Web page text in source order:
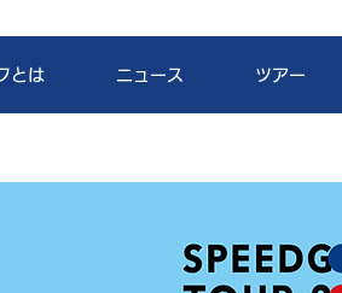
とは ニュース ツアー